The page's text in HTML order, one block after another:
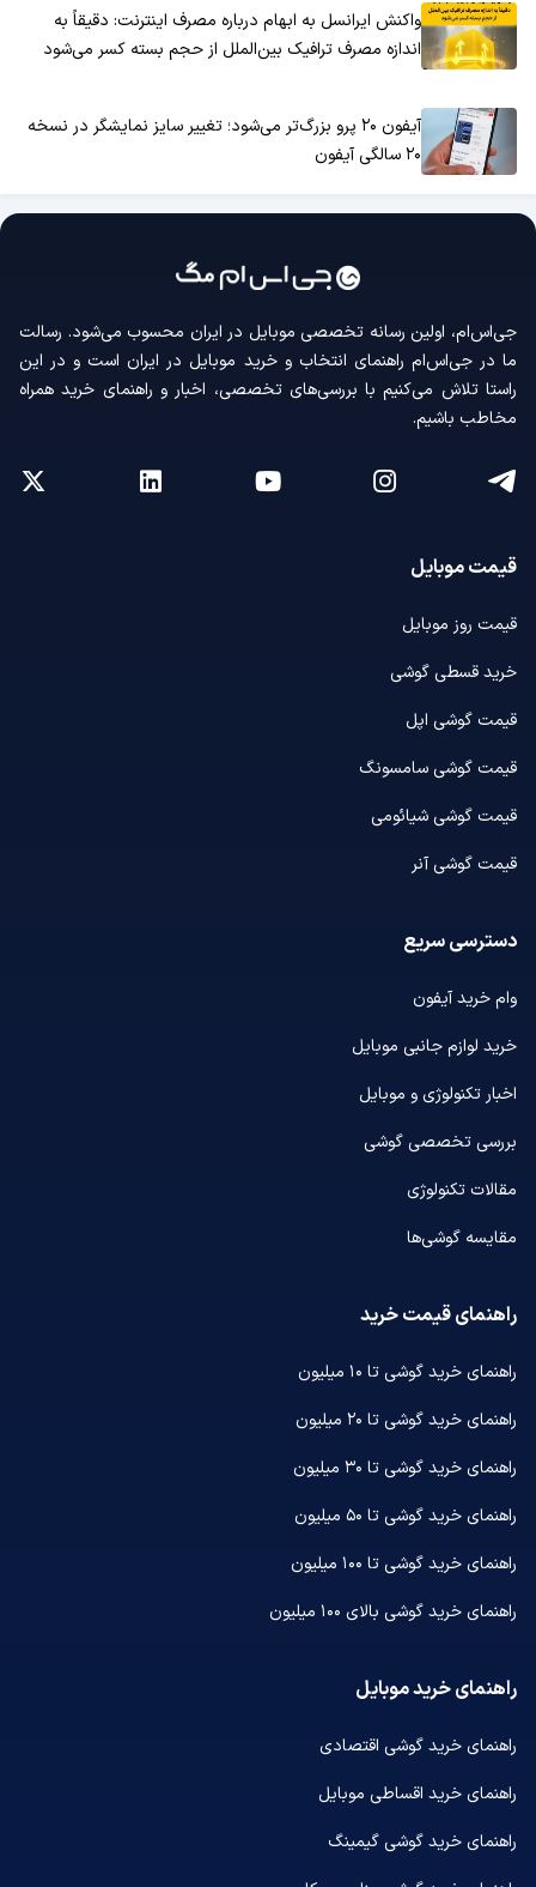
واکنش ایرانسل به ابهام درباره مصرف اینترنت: دقیقاً به
اندازه مصرف ترافیک بین‌الملل از حجم بسته کسر می‌شود
آیفون ۲۰ پرو بزرگ‌تر می‌شود؛ تغییر سایز نمایشگر در نسخه
۲۰ سالگی آیفون
جی‌اس‌ام، اولین رسانه‌ تخصصی موبایل در ایران محسوب می‌شود. رسالت
ما در جی‌اس‌ام راهنمای انتخاب و خرید موبایل در ایران است و در این
راستا تلاش می‌کنیم با بررسی‌های تخصصی، اخبار و راهنمای خرید همراه
مخاطب باشیم.
قیمت موبایل
قیمت روز موبایل
خرید قسطی گوشی
قیمت گوشی اپل
قیمت گوشی سامسونگ
قیمت گوشی شیائومی
قیمت گوشی آنر
دسترسی سریع
وام خرید آیفون
خرید لوازم جانبی موبایل
اخبار تکنولوژی و موبایل
بررسی تخصصی گوشی
مقالات تکنولوژی
مقایسه گوشی‌ها
راهنمای قیمت خرید
راهنمای خرید گوشی تا ۱۰ میلیون
راهنمای خرید گوشی تا ۲۰ میلیون
راهنمای خرید گوشی تا ۳۰ میلیون
راهنمای خرید گوشی تا ۵۰ میلیون
راهنمای خرید گوشی تا ۱۰۰ میلیون
راهنمای خرید گوشی بالای ۱۰۰ میلیون
راهنمای خرید موبایل
راهنمای خرید گوشی اقتصادی
راهنمای خرید اقساطی موبایل
راهنمای خرید گوشی گیمینگ